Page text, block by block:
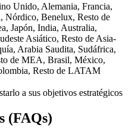
Unido, Alemania, Francia,
Nórdico, Benelux, Resto de
Japón, India, Australia,
Asiático, Resto de Asia-
Arabia Saudita, Sudáfrica,
de MEA, Brasil, México,
Resto de LATAM
a sus objetivos estratégicos
(FAQs)